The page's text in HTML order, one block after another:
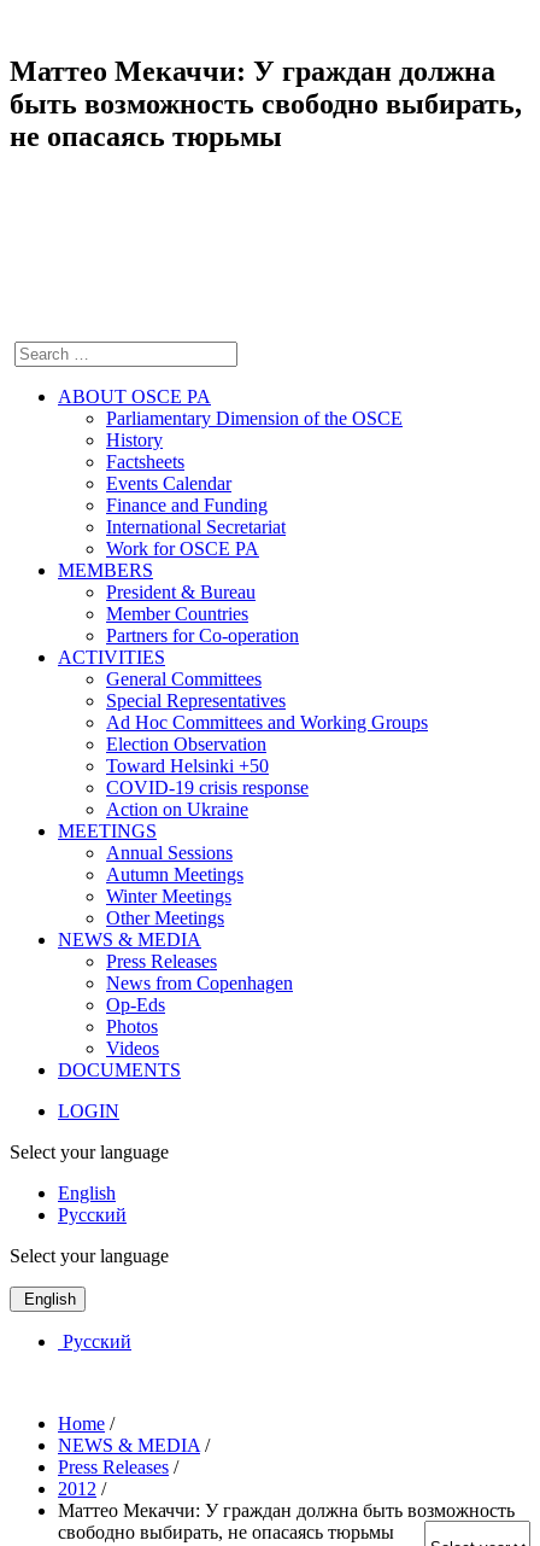
Маттео Мекаччи: У граждан должна
быть возможность свободно выбирать,
не опасаясь тюрьмы
ABOUT OSCE PA
Parliamentary Dimension of the OSCE
History
Factsheets
Events Calendar
Finance and Funding
International Secretariat
Work for OSCE PA
MEMBERS
President & Bureau
Member Countries
Partners for Co-operation
ACTIVITIES
General Committees
Special Representatives
Ad Hoc Committees and Working Groups
Election Observation
Toward Helsinki +50
COVID-19 crisis response
Action on Ukraine
MEETINGS
Annual Sessions
Autumn Meetings
Winter Meetings
Other Meetings
NEWS & MEDIA
Press Releases
News from Copenhagen
Op-Eds
Photos
Videos
DOCUMENTS
LOGIN
Select your language
English
Русский
Select your language
English
Русский
Home /
NEWS & MEDIA /
Press Releases /
2012 /
Маттео Мекаччи: У граждан должна быть возможность
свободно выбирать, не опасаясь тюрьмы